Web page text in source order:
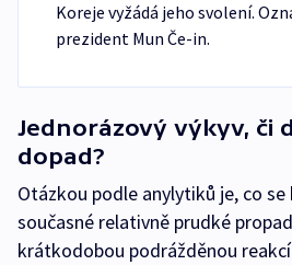
Koreje vyžádá jeho svolení.
prezident Mun Če-in.
Jednorázový výkyv, či
dopad?
Otázkou podle anylytiků je, co
současné relativně prudké
krátkodobou podrážděnou